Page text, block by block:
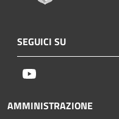
SEGUICI SU
AMMINISTRAZIONE